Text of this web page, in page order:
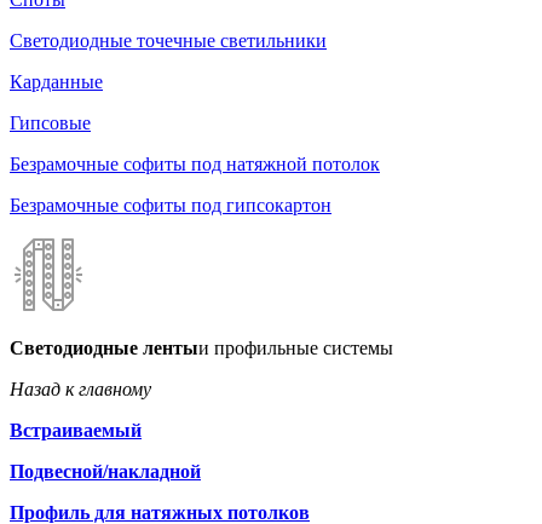
Светодиодные точечные светильники
Карданные
Гипсовые
Безрамочные софиты под натяжной потолок
Безрамочные софиты под гипсокартон
Светодиодные лентыи профильные системы
Назад к главному
Встраиваемый
Подвесной/накладной
Профиль для натяжных потолков